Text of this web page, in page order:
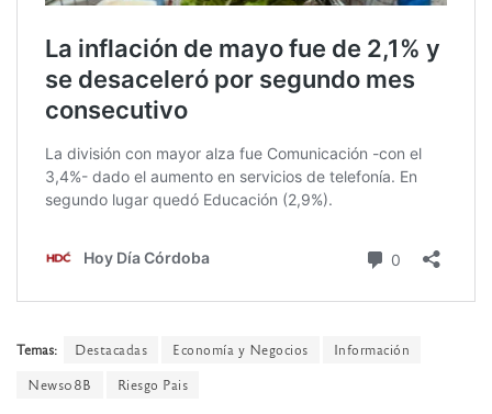
Temas: Destacadas Economía y Negocios
Información
News08B
Riesgo Pais